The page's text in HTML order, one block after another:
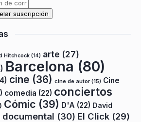
Hitchcock (14) arte (27)
Barcelona (80)
cine (36) cine de autor(15) Cine
comedia (22) conciertos
Cómic (39) D'A (22) David
documental (30) El Click (29)